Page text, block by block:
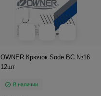
OWNER Крючок Sode BC №16
12шт
В наличии